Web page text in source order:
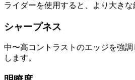
ライダーを使用すると、より大きな
シャープネス
中〜高コントラストのエッジを強
します。